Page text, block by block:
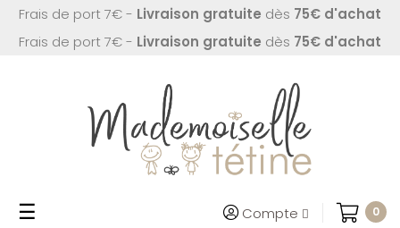
Frais de port 7€ - Livraison gratuite dès 75€ d'achat
Frais de port 7€ - Livraison gratuite dès 75€ d'achat
Basculer
☰ Compte 0